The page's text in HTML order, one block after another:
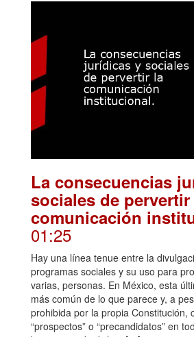
La consecuencias
sociales de
comunicación
01:25
Hay una línea tenue entre la
programas sociales y su uso para
varias, personas. En México, esta
más común de lo que parece y, a
prohibida por la propia Constitución,
“prospectos” o “precandidatos” en